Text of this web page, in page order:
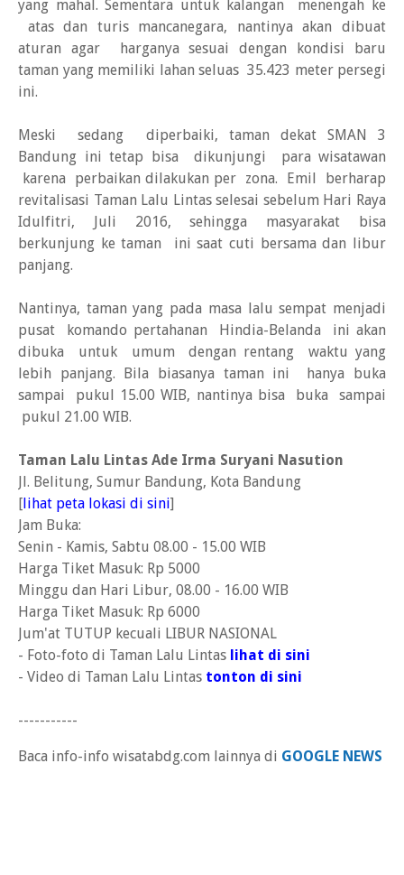
yang mahal. Sementara untuk kalangan menengah ke
atas dan turis mancanegara, nantinya akan dibuat
aturan agar harganya sesuai dengan kondisi baru
taman yang memiliki lahan seluas 35.423 meter persegi
ini.
Meski sedang diperbaiki, taman dekat SMAN 3
Bandung ini tetap bisa dikunjungi para wisatawan
karena perbaikan dilakukan per zona. Emil berharap
revitalisasi Taman Lalu Lintas selesai sebelum Hari Raya
Idulfitri, Juli 2016, sehingga masyarakat bisa
berkunjung ke taman ini saat cuti bersama dan libur
panjang.
Nantinya, taman yang pada masa lalu sempat menjadi
pusat komando pertahanan Hindia-Belanda ini akan
dibuka untuk umum dengan rentang waktu yang
lebih panjang. Bila biasanya taman ini hanya buka
sampai pukul 15.00 WIB, nantinya bisa buka sampai
pukul 21.00 WIB.
Taman Lalu Lintas Ade Irma Suryani Nasution
Jl. Belitung, Sumur Bandung, Kota Bandung
[lihat peta lokasi di sini]
Jam Buka:
Senin - Kamis, Sabtu 08.00 - 15.00 WIB
Harga Tiket Masuk: Rp 5000
Minggu dan Hari Libur, 08.00 - 16.00 WIB
Harga Tiket Masuk: Rp 6000
Jum'at TUTUP kecuali LIBUR NASIONAL
- Foto-foto di Taman Lalu Lintas lihat di sini
- Video di Taman Lalu Lintas tonton di sini
-----------
Baca info-info wisatabdg.com lainnya di GOOGLE NEWS